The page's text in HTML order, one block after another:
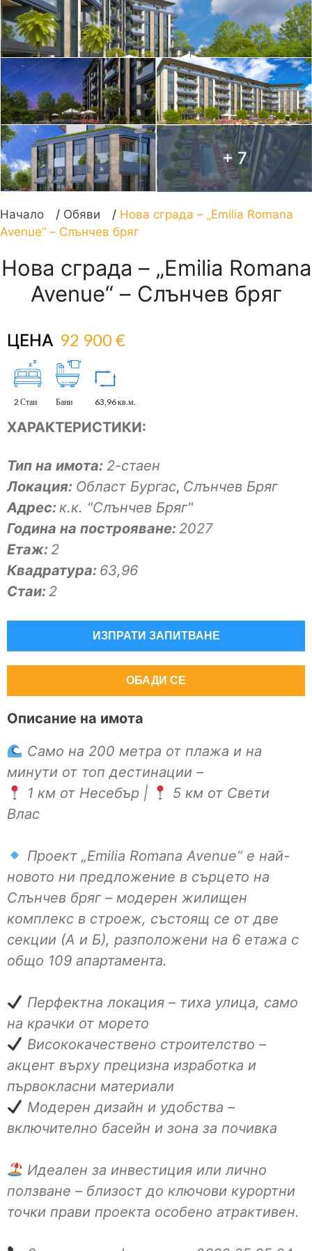
+ 7
Начало / Обяви / Нова сграда – „Emilia Romana
Avenue“ – Слънчев бряг
Нова сграда – „Emilia Romana
Avenue“ – Слънчев бряг
Описание на имота
Само на 200 метра от плажа и на
минути от топ дестинации –
1 км от Несебър |
5 км от Свети
Влас
Проект „Emilia Romana Avenue“ е най-
новото ни предложение в сърцето на
Слънчев бряг – модерен жилищен
комплекс в строеж, състоящ се от две
секции (А и Б), разположени на 6 етажа с
общо 109 апартамента.
Перфектна локация – тиха улица, само
на крачки от морето
Висококачествено строителство –
акцент върху прецизна изработка и
първокласни материали
Модерен дизайн и удобства –
включително басейн и зона за почивка
Идеален за инвестиция или лично
ползване – близост до ключови курортни
точки прави проекта особено атрактивен.
ЦЕНА 92 900 €
2 Стаи Бани 63,96 кв.м.
ХАРАКТЕРИСТИКИ:
Тип на имота: 2-стаен
Локация: Област Бургас, Слънчев Бряг
Адрес:к.к. "Слънчев Бряг"
Година на построяване:2027
Eтаж:2
Квадратура: 63,96
Стаи:2
ИЗПРАТИ ЗАПИТВАНЕ
ОБАДИ СЕ